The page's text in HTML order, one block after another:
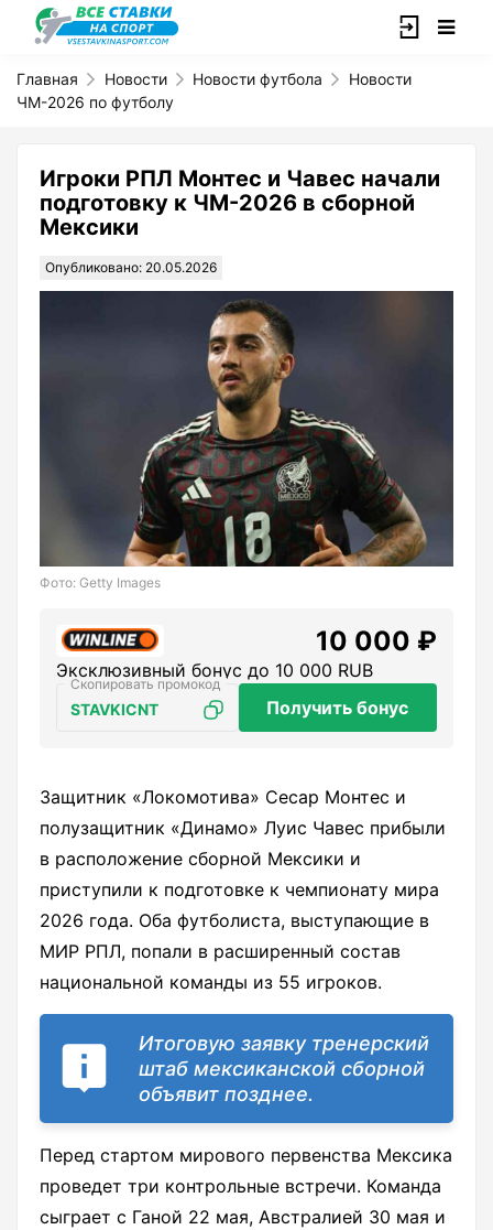
Главная Новости Новости футбола
Новости
ЧМ-2026 по футболу
Игроки РПЛ Монтес и Чавес начали
подготовку к ЧМ-2026 в сборной
Мексики
Опубликовано: 20.05.2026
Фото: Getty Images
10 000 ₽
Эксклюзивный бонус до 10 000 RUB
STAVKICNT Получить бонус
Защитник «Локомотива» Сесар Монтес и
полузащитник «Динамо» Луис Чавес прибыли
в расположение сборной Мексики и
приступили к подготовке к чемпионату мира
2026 года. Оба футболиста, выступающие в
МИР РПЛ, попали в расширенный состав
национальной команды из 55 игроков.
Итоговую заявку тренерский
штаб мексиканской сборной
объявит позднее.
Перед стартом мирового первенства Мексика
проведет три контрольные встречи. Команда
сыграет с Ганой 22 мая, Австралией 30 мая и